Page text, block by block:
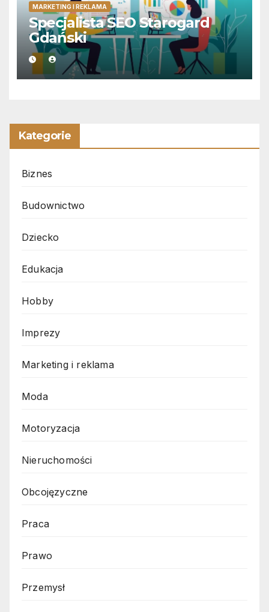
MARKETING I REKLAMA
Specjalista SEO Starogard
Gdański
Kategorie
Biznes
Budownictwo
Dziecko
Edukacja
Hobby
Imprezy
Marketing i reklama
Moda
Motoryzacja
Nieruchomości
Obcojęzyczne
Praca
Prawo
Przemysł